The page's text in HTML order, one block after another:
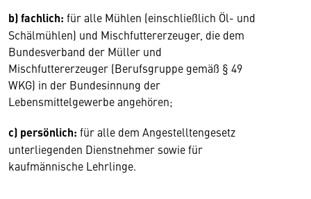
b) fachlich: für alle Mühlen (einschließlich Öl- und
Schälmühlen) und Mischfuttererzeuger, die dem
Bundesverband der Müller und
Mischfuttererzeuger (Berufsgruppe gemäß § 49
WKG) in der Bundesinnung der
Lebensmittelgewerbe angehören;
c) persönlich: für alle dem Angestelltengesetz
unterliegenden Dienstnehmer sowie für
kaufmännische Lehrlinge.